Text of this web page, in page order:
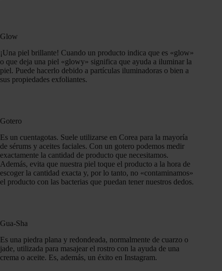
Glow
¡Una piel brillante! Cuando un producto indica que es «glow»
o que deja una piel «glowy» significa que ayuda a iluminar la
piel. Puede hacerlo debido a partículas iluminadoras o bien a
sus propiedades exfoliantes.
Gotero
Es un cuentagotas. Suele utilizarse en Corea para la mayoría
de sérums y aceites faciales. Con un gotero podemos medir
exactamente la cantidad de producto que necesitamos.
Además, evita que nuestra piel toque el producto a la hora de
escoger la cantidad exacta y, por lo tanto, no «contaminamos»
el producto con las bacterias que puedan tener nuestros dedos.
Gua-Sha
Es una piedra plana y redondeada, normalmente de cuarzo o
jade, utilizada para masajear el rostro con la ayuda de una
crema o aceite. Es, además, un éxito en Instagram.